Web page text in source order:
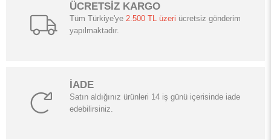
ÜCRETSİZ KARGO
Tüm Türkiye'ye 2.500 TL üzeri ücretsiz gönderim
yapılmaktadır.
İADE
Satın aldığınız ürünleri 14 iş günü içerisinde iade
edebilirsiniz.